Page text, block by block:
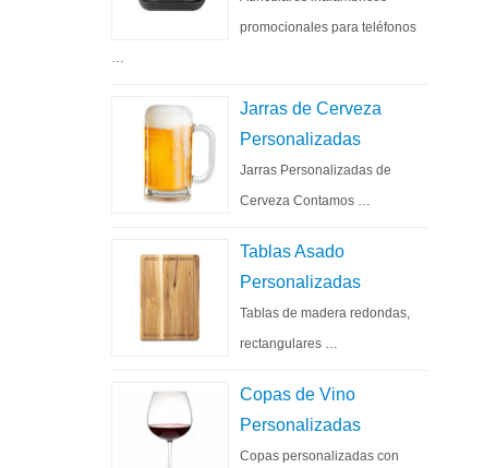
promocionales para teléfonos
…
Jarras de Cerveza
Personalizadas
Jarras Personalizadas de
Cerveza Contamos …
Tablas Asado
Personalizadas
Tablas de madera redondas,
rectangulares …
Copas de Vino
Personalizadas
Copas personalizadas con